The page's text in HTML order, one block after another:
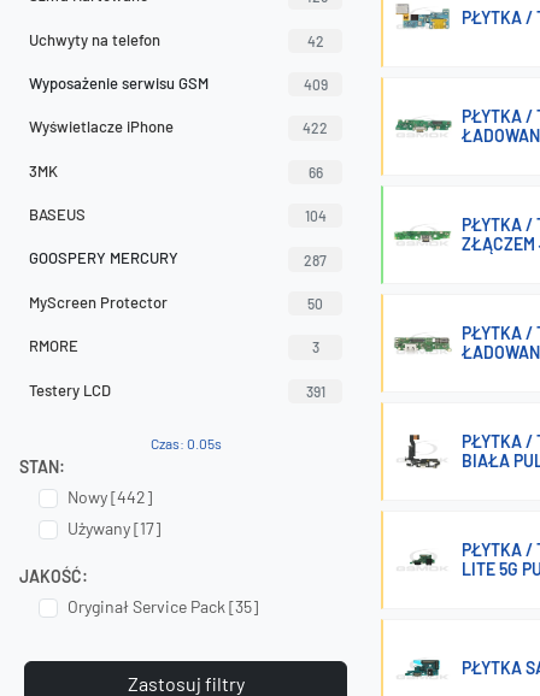
Uchwyty na telefon 42
Wyposażenie serwisu GSM 409
Wyświetlacze iPhone 422
3MK 66
BASEUS 104
GOOSPERY MERCURY 287
MyScreen Protector 50
RMORE 3
Testery LCD 391
Czas: 0.05s
STAN:
Nowy [442]
Używany [17]
JAKOŚĆ:
Oryginał Service Pack [35]
Zastosuj filtry
PŁYTKA /
PŁYTKA /
PŁYTKA /
ZŁĄCZEM
PŁYTKA /
PŁYTKA /
BIAŁA
PŁYTKA /
LITE 5G
PŁYTKA